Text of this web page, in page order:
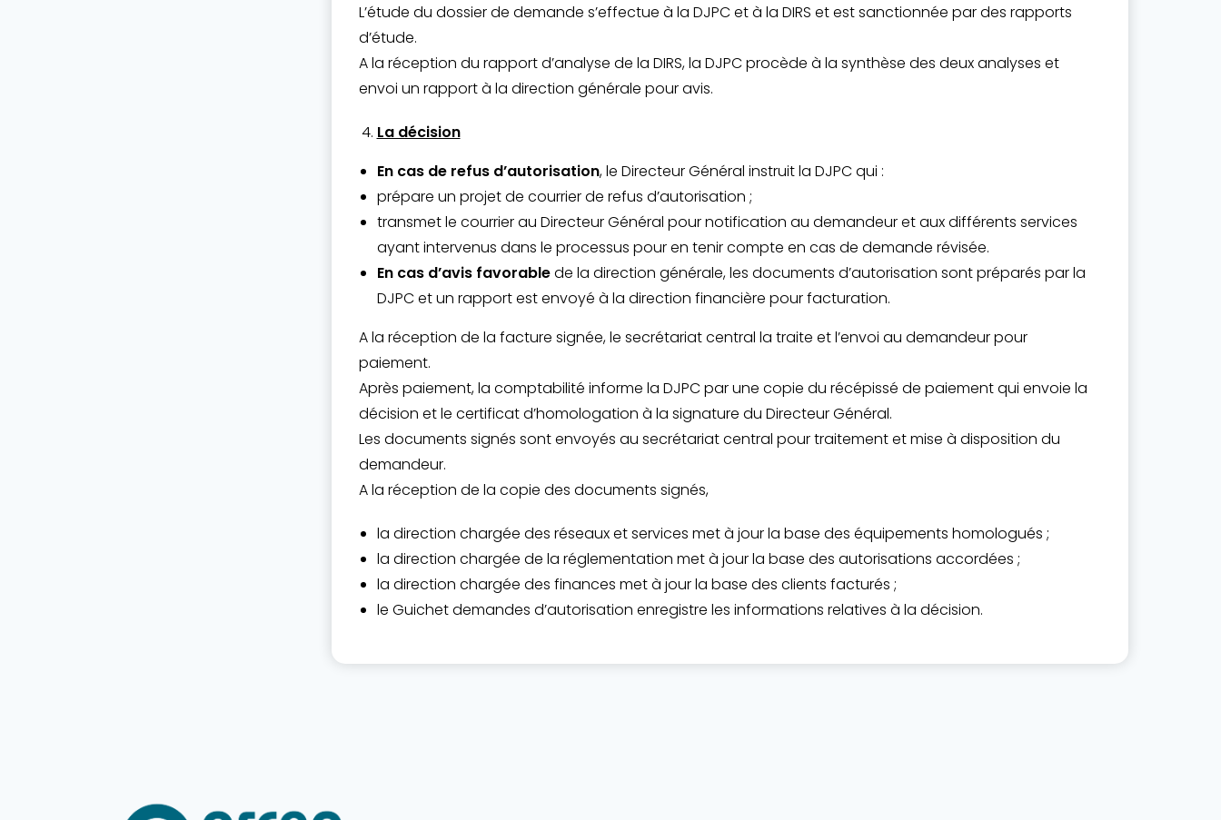
L’étude du dossier de demande s’effectue à la DJPC et à la DIRS et est sanctionnée par des rapports
d’étude.
A la réception du rapport d’analyse de la DIRS, la DJPC procède à la synthèse des deux analyses et
envoi un rapport à la direction générale pour avis.
La décision
En cas de refus d’autorisation, le Directeur Général instruit la DJPC qui :
prépare un projet de courrier de refus d’autorisation ;
transmet le courrier au Directeur Général pour notification au demandeur et aux différents services
ayant intervenus dans le processus pour en tenir compte en cas de demande révisée.
En cas d’avis favorablede la direction générale, les documents d’autorisation sont préparés par la
DJPC et un rapport est envoyé à la direction financière pour facturation.
A la réception de la facture signée, le secrétariat central la traite et l’envoi au demandeur pour
paiement.
Après paiement, la comptabilité informe la DJPC par une copie du récépissé de paiement qui envoie la
décision et le certificat d’homologation à la signature du Directeur Général.
Les documents signés sont envoyés au secrétariat central pour traitement et mise à disposition du
demandeur.
A la réception de la copie des documents signés,
la direction chargée des réseaux et services met à jour la base des équipements homologués ;
la direction chargée de la réglementation met à jour la base des autorisations accordées ;
la direction chargée des finances met à jour la base des clients facturés ;
le Guichet demandes d’autorisation enregistre les informations relatives à la décision.